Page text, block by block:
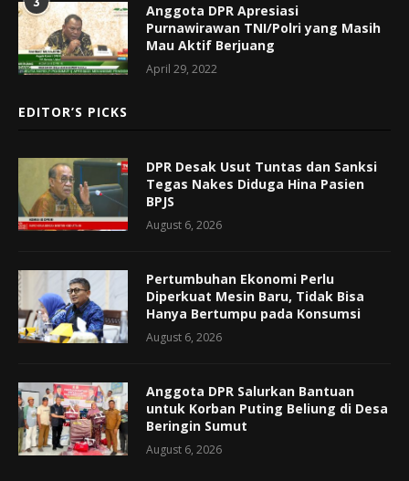
Anggota DPR Apresiasi
Purnawirawan TNI/Polri yang Masih
Mau Aktif Berjuang
April 29, 2022
EDITOR’S PICKS
DPR Desak Usut Tuntas dan Sanksi
Tegas Nakes Diduga Hina Pasien
BPJS
August 6, 2026
Pertumbuhan Ekonomi Perlu
Diperkuat Mesin Baru, Tidak Bisa
Hanya Bertumpu pada Konsumsi
August 6, 2026
Anggota DPR Salurkan Bantuan
untuk Korban Puting Beliung di Desa
Beringin Sumut
August 6, 2026